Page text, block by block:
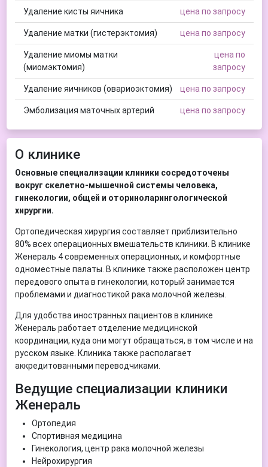
Удаление кисты яичника цена по запросу
Удаление матки (гистерэктомия) цена по запросу
Удаление миомы матки
(миомэктомия)
цена по
запросу
Удаление яичников (овариоэктомия) цена по запросу
Эмболизация маточных артерий цена по запросу
О клинике
Основные специализации клиники сосредоточены
вокруг скелетно-мышечной системы человека,
гинекологии, общей и оториноларингологической
хирургии.
Ортопедическая хирургия составляет приблизительно
80% всех операционных вмешательств клиники. В клинике
Женераль 4 современных операционных, и комфортные
одноместные палаты. В клинике также расположен центр
передового опыта в гинекологии, который занимается
проблемами и диагностикой рака молочной железы.
Для удобства иностранных пациентов в клинике
Женераль работает отделение медицинской
координации, куда они могут обращаться, в том числе и на
русском языке. Клиника также располагает
аккредитованными переводчиками.
Ведущие специализации клиники
Женераль
Ортопедия
Спортивная медицина
Гинекология, центр рака молочной железы
Нейрохирургия